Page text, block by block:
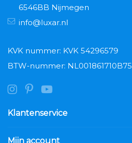
6546BB Nijmegen
info@luxar.nl
KVK nummer: KVK 54296579
BTW-nummer: NL001861710B75
Klantenservice
Mijn account